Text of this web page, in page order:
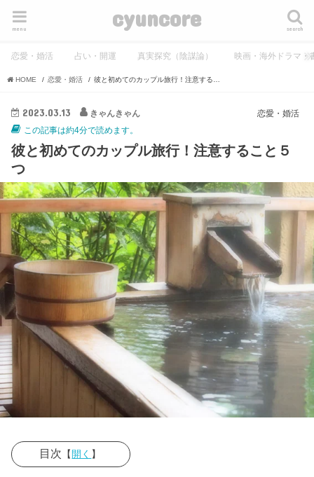
cyuncore search
menu
恋愛・婚活 占い・開運 真実探究（陰謀論） 映画・海外ドラマ・
HOME 恋愛・婚活
恋愛・婚活
2023.03.13
きゃんきゃん
この記事は約4分で読めます。
彼と初めてのカップル旅行！注意すること５
つ
目次 【開く 】